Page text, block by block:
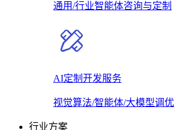
通用/行业智能体咨询与定制
AI定制开发服务
视觉算法/智能体/大模型调优
行业方案